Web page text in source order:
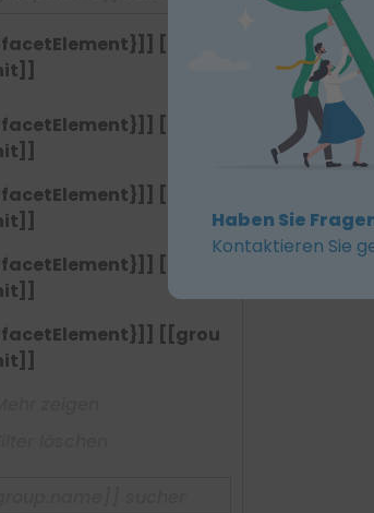
[[grou
[[grou
[[grou
[[grou
[[grou
Haben Sie
Kontaktieren Sie